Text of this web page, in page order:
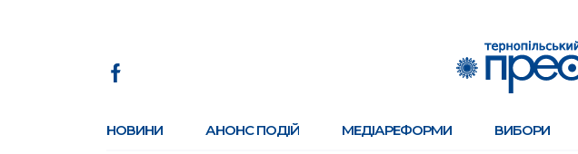
НОВИНИ АНОНС ПОДІЙ МЕДІАРЕФОРМИ ВИБОРИ